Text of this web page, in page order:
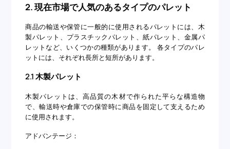
2. 現在市場で人気のあるタイプのパレット
商品の輸送や保管に一般的に使用されるパレットには、木
製パレット、プラスチックパレット、紙パレット、金属パ
レットなど、いくつかの種類があります。 各タイプのパレ
ットには、それぞれ長所と短所があります。
2.1 木製パレット
木製パレットは、高品質の木材で作られた平らな構造物
で、輸送時や倉庫での保管時に商品を固定して支えるため
に使用されます。
アドバンテージ：